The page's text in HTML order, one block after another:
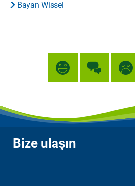
Bayan Wissel
Bize ulaşın